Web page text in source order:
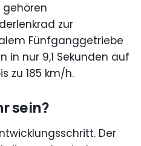
zur
Fünfganggetriebe
in nur 9,1 Sekunden auf
zu 185 km/h.
sein?
Der